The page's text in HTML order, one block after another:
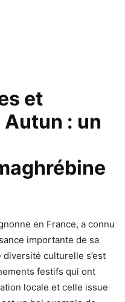
et
: un
en France, a connu
importante de sa
culturelle s’est
festifs qui ont
locale et celle issue